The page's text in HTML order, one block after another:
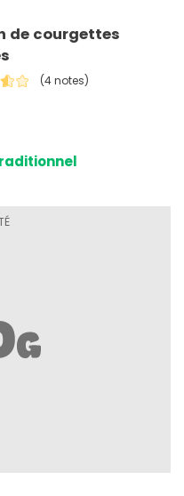
de courgettes
(4 notes)